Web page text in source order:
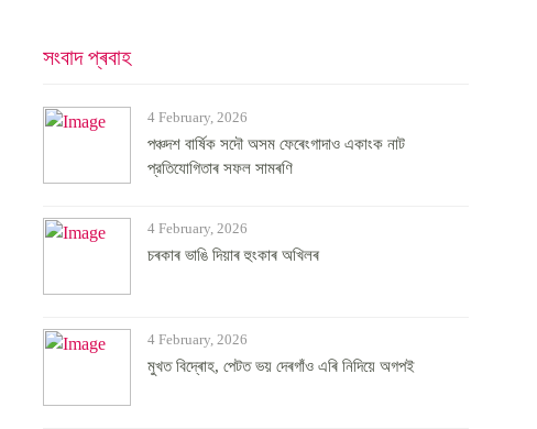
সংবাদ প্ৰবাহ
4 February, 2026
পঞ্চদশ বার্ষিক সদৌ অসম ফেৰেংগাদাও একাংক নাট
প্রতিযোগিতাৰ সফল সামৰণি
4 February, 2026
চৰকাৰ ভাঙি দিয়াৰ হুংকাৰ অখিলৰ
4 February, 2026
মুখত বিদ্ৰোহ, পেটত ভয় দেৰগাঁও এৰি নিদিয়ে অগপই